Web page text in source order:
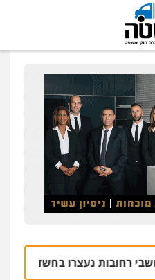
נעצרו בחשד למעורבות